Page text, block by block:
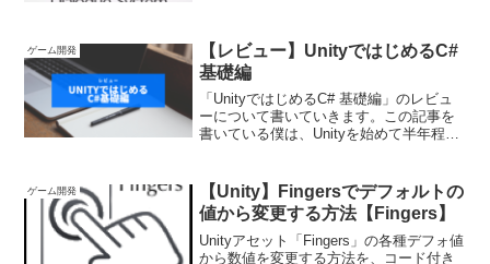
ゲーム開発
【レビュー】UnityではじめるC#
基礎編
「UnityではじめるC# 基礎編」のレビュ
ーについて書いていきます。この記事を
書いている僕は、Unityを始めて半年程度
ゲーム開発
【Unity】Fingersでデフォルトの
値から変更する方法【Fingers】
Unityアセット「Fingers」の各種デフォ値
から数値を変更する方法を、コード付き